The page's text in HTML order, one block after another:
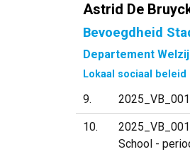
Astrid De
Bevoegdheid
Departement
Lokaal sociaal beleid
9
10
School -